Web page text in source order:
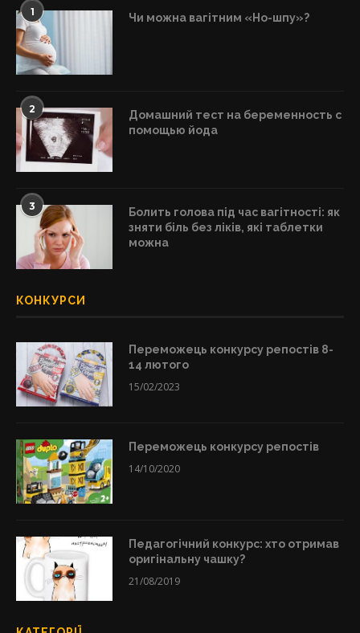
1 Чи можна вагітним «Но-шпу»?
2
Домашний тест на беременность с
помощью йода
3
Болить голова під час вагітності: як
зняти біль без ліків, які таблетки
можна
КОНКУРСИ
Переможець конкурсу репостів 8-
14 лютого
15/02/2023
Переможець конкурсу репостів
14/10/2020
Педагогічний конкурс: хто отримав
оригінальну чашку?
21/08/2019